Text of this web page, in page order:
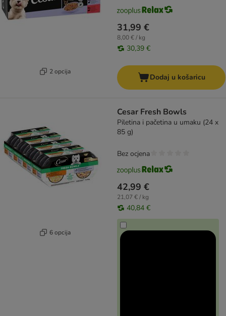
2 opcija
31,99 €
8,00 € / kg
30,39 €
Dodaj u košaricu
6 opcija
Cesar Fresh Bowls
Piletina i pačetina u umaku (24 x
85 g)
42,99 €
21,07 € / kg
40,84 €
Bez ocjena